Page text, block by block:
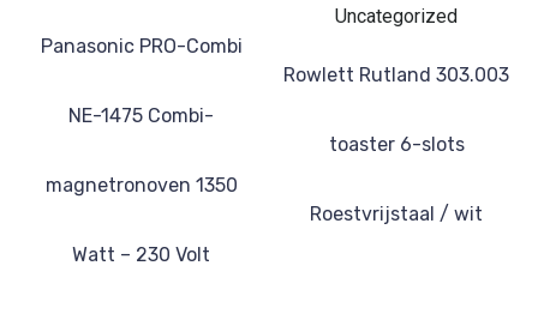
Panasonic PRO-Combi
NE-1475 Combi-
magnetronoven 1350
Watt – 230 Volt
Uncategorized
Rowlett Rutland 303.003
toaster 6-slots
Roestvrijstaal / wit